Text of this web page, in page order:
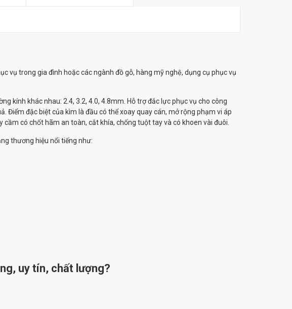
vụ trong gia đình hoặc các ngành đồ gỗ, hàng mỹ nghệ, dụng cụ phục vụ
kính khác nhau: 2.4, 3.2, 4.0, 4.8mm. Hỗ trợ đắc lực phục vụ cho công
Điểm đặc biệt của kìm là đầu có thể xoay quay cán, mở rộng phạm vi áp
có chốt hãm an toàn, cắt khía, chống tuột tay và có khoen vài đuôi.
thương hiệu nổi tiếng như:
uy tín, chất lượng?